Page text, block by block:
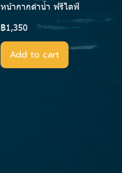
หน้ากากดำน้ำ ฟรีไดฟ์
฿1,350
Add to cart